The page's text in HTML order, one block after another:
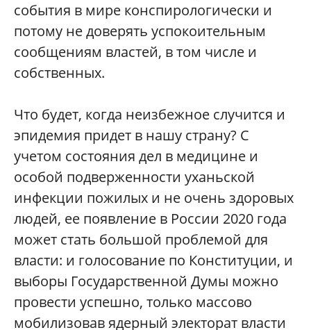
события в мире конспирологически и
потому не доверять успокоительным
сообщениям властей, в том числе и
собственных.
Что будет, когда неизбежное случится и
эпидемия придет в нашу страну? С
учетом состояния дел в медицине и
особой подверженности уханьской
инфекции пожилых и не очень здоровых
людей, ее появление в России 2020 года
может стать большой проблемой для
власти: и голосование по Конституции, и
выборы Государственной Думы можно
провести успешно, только массово
мобилизовав ядерный электорат власти